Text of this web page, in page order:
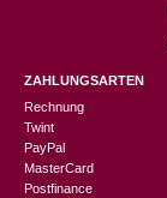
ZAHLUNGSARTEN
Rechnung
Twint
PayPal
MasterCard
Postfinance